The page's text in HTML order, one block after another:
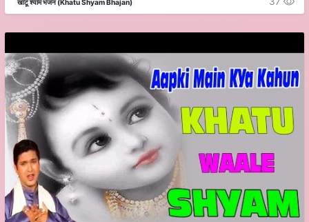
खाटू श्याम भजन (Khatu Shyam Bhajan)